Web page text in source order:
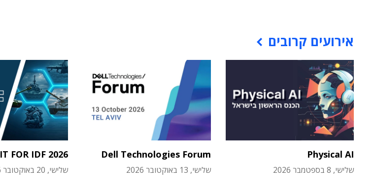
אירועים קרובים
Physical AI
שלישי, 8 בספטמבר 2026
Dell Technologies Forum
שלישי, 13 באוקטובר 2026
IT FOR IDF 2026
שלישי, 20 באוקטובר 2026